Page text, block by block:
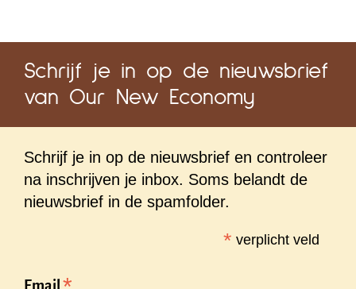
Schrijf je in op de nieuwsbrief
van Our New Economy
Schrijf je in op de nieuwsbrief en controleer
na inschrijven je inbox. Soms belandt de
nieuwsbrief in de spamfolder.
* verplicht veld